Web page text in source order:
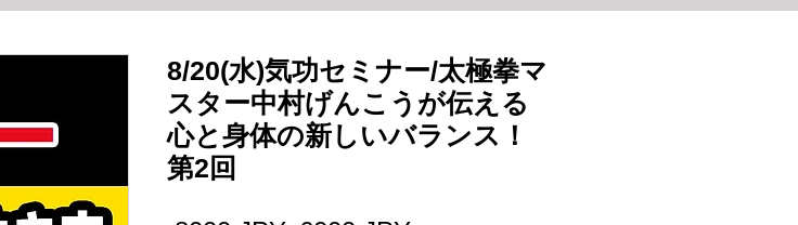
8/20(水)気功セミナー/太極拳マ
スター中村げんこうが伝える
心と身体の新しいバランス！
第2回